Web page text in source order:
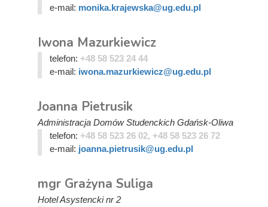
e-mail: monika.krajewska@ug.edu.pl
Iwona Mazurkiewicz
telefon: +48 58 523 24 44
e-mail: iwona.mazurkiewicz@ug.edu.pl
Joanna Pietrusik
Administracja Domów Studenckich Gdańsk-Oliwa
telefon: +48 58 523 26 02, +48 58 523 26 72
e-mail: joanna.pietrusik@ug.edu.pl
mgr Grażyna Suliga
Hotel Asystencki nr 2